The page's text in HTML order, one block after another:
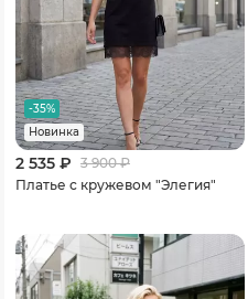
-35%
Новинка
2 535 ₽ 3 900₽
Платье с кружевом "Элегия"